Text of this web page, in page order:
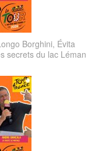
Borghini, Évita
secrets du lac Léman